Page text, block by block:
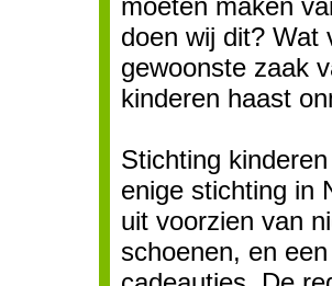
moeten maken
doen wij dit? Wat
gewoonste zaak
kinderen haast
Stichting
enige stichting in
uit voorzien van
schoenen, en